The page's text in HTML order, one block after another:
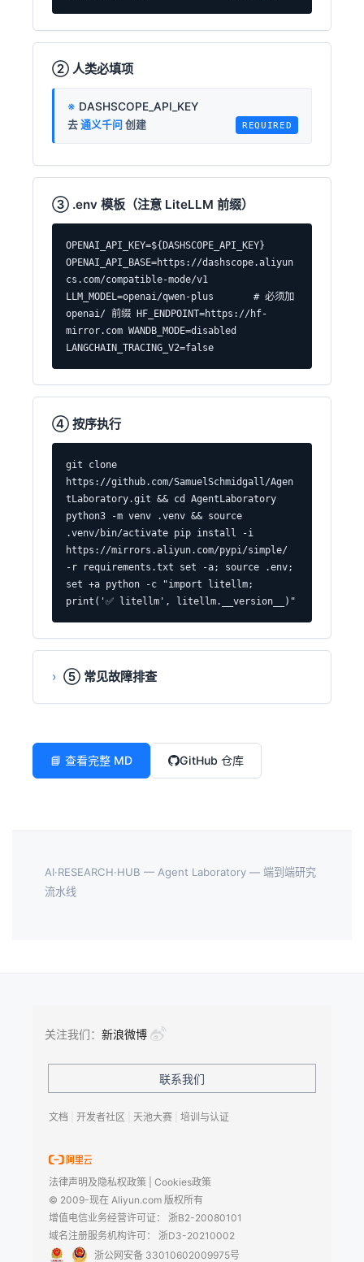
② 人类必填项
DASHSCOPE_API_KEY
去 通义千问 创建
③ .env 模板（注意 LiteLLM 前缀）
OPENAI_API_KEY=${DASHSCOPE_API_KEY}
OPENAI_API_BASE=https://dashscope.aliyun
cs.com/compatible-mode/v1
LLM_MODEL=openai/qwen-plus       # 必须加
openai/ 前缀 HF_ENDPOINT=https://hf-
mirror.com WANDB_MODE=disabled
LANGCHAIN_TRACING_V2=false
④ 按序执行
git clone
https://github.com/SamuelSchmidgall/Agen
tLaboratory.git && cd AgentLaboratory
python3 -m venv .venv && source
.venv/bin/activate pip install -i
https://mirrors.aliyun.com/pypi/simple/
-r requirements.txt set -a; source .env;
set +a python -c "import litellm;
print('✅ litellm', litellm.__version__)"
⑤ 常见故障排查
📘 查看完整 MD GitHub 仓库
AI·RESEARCH·HUB — Agent Laboratory — 端到端研究
流水线
关注我们： 新浪微博
联系我们
文档 开发者社区 天池大赛 培训与认证
法律声明及隐私权政策
Cookies政策
© 2009-现在 Aliyun.com 版权所有
增值电信业务经营许可证： 浙B2-20080101
域名注册服务机构许可： 浙D3-20210002
浙公网安备 33010602009975号